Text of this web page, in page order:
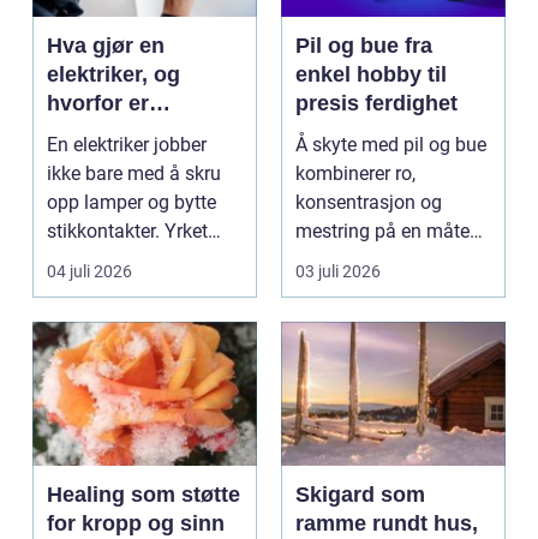
Hva gjør en
elektriker, og
hvorfor er
fagkunnskap så
viktig?
En elektriker jobber
ikke bare med å skru
opp lamper og bytte
stikkontakter. Yrket
handler om sikker...
04 juli 2026
Pil og bue fra
enkel hobby til
presis ferdighet
Å skyte med pil og bue
kombinerer ro,
konsentrasjon og
mestring på en måte
få andre aktiviteter
gjør...
03 juli 2026
Healing som støtte
for kropp og sinn
Skigard som
ramme rundt hus,